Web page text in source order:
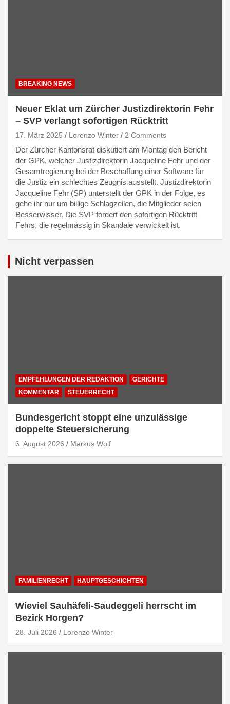
BREAKING NEWS
Neuer Eklat um Zürcher Justizdirektorin Fehr
– SVP verlangt sofortigen Rücktritt
17. März 2025 Lorenzo Winter 2 Comments
Der Zürcher Kantonsrat diskutiert am Montag den Bericht
der GPK, welcher Justizdirektorin Jacqueline Fehr und der
Gesamtregierung bei der Beschaffung einer Software für
die Justiz ein schlechtes Zeugnis ausstellt. Justizdirektorin
Jacqueline Fehr (SP) unterstellt der GPK in der Folge, es
gehe ihr nur um billige Schlagzeilen, die Mitglieder seien
Besserwisser. Die SVP fordert den sofortigen Rücktritt
Fehrs, die regelmässig in Skandale verwickelt ist.
Nicht verpassen
EMPFEHLUNGEN DER REDAKTION
GERICHTE
KOMMENTAR
STEUERRECHT
Bundesgericht stoppt eine unzulässige
doppelte Steuersicherung
6. August 2026 Markus Wolf
FAMILIENRECHT HAUPTGESCHICHTEN
Wieviel Sauhäfeli-Saudeggeli herrscht im
Bezirk Horgen?
28. Juli 2026 Lorenzo Winter